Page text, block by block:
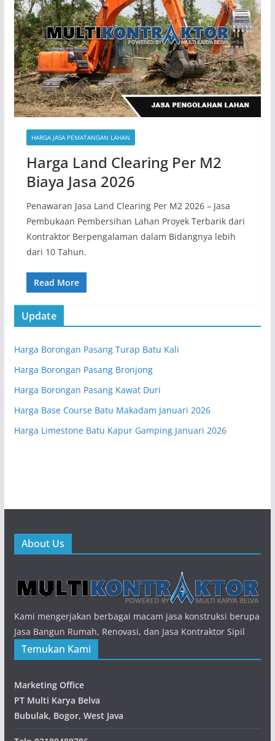
HARGA JASA PEMATANGAN LAHAN
Harga Land Clearing Per M2
Biaya Jasa 2026
Penawaran Jasa Land Clearing Per M2 2026 – Jasa
Pembukaan Pembersihan Lahan Proyek Terbarik dari
Kontraktor Berpengalaman dalam Bidangnya lebih
dari 10 Tahun.
Read More
Update
Harga Borongan Pasang Turap Batu Kali
Harga Borongan Pasang Bronjong
Harga Borongan Pasang Kawat Duri
Harga Base Course Batu Makadam Januari 2026
Harga Limestone Batu Kapur Gamping Januari 2026
About Us
Kami mengerjakan berbagai macam jasa konstruksi berupa
Jasa Bangun Rumah, Renovasi, dan Jasa Kontraktor Sipil
Temukan Kami
Marketing Office
PT Multi Karya Belva
Bubulak, Bogor, West Java